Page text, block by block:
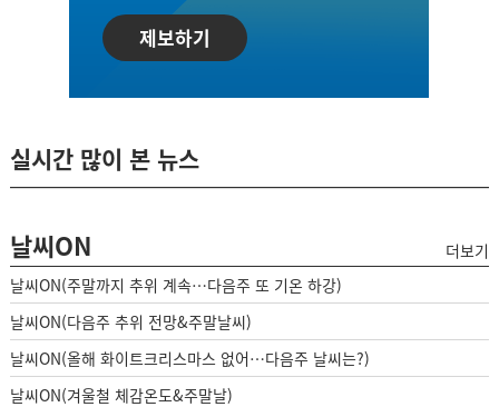
제보하기
실시간 많이 본 뉴스
날씨ON
더보기
날씨ON(주말까지 추위 계속…다음주 또 기온 하강)
날씨ON(다음주 추위 전망&주말날씨)
날씨ON(올해 화이트크리스마스 없어…다음주 날씨는?)
날씨ON(겨울철 체감온도&주말날)